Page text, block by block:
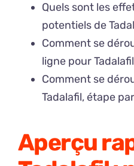
Quels sont les
potentiels de
Comment se
ligne pour
Comment se
Tadalafil, étape
Aperçu